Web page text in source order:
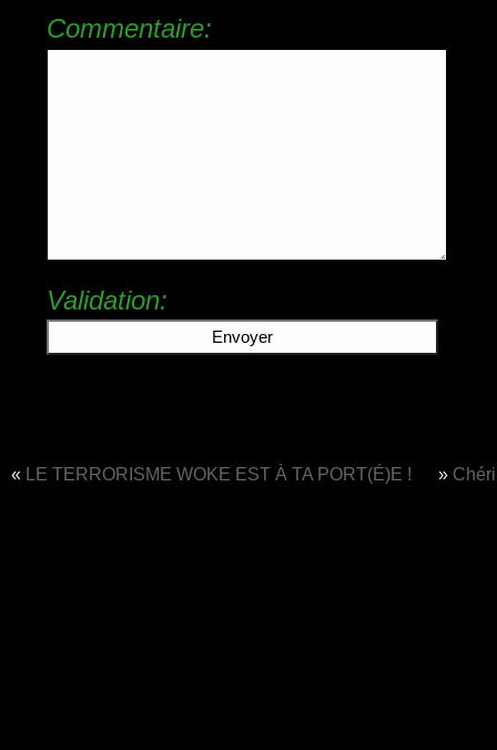
Commentaire:
Validation:
»
« LE TERRORISME WOKE EST À TA PORT(É)E !